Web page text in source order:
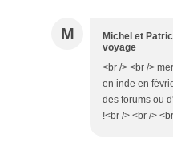
M
Michel et
voyage
<br /> <br />
en inde en
des forums ou
!<br /> <br />